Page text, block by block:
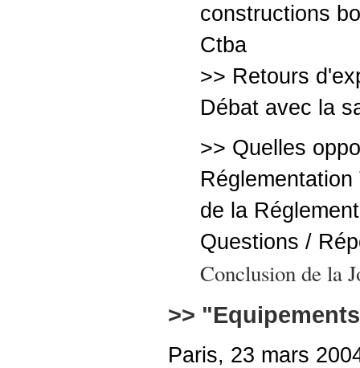
constructions
Ctba
>> Retours
Débat avec la
>> Quelles
de la
Questions /
Conclusion de la
>>
Paris, 23 mars